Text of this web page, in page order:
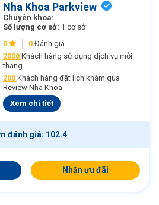
Nha Khoa Parkview
Chuyên khoa:
Số lượng cơ sở: 1 cơ sở
0
0 Đánh giá
2000 Khách hàng sử dụng dịch vụ mỗi
tháng
200 Khách hàng đặt lịch khám qua
Review Nha Khoa
Xem chi tiết
đánh giá: 102.4
Nhận ưu đãi